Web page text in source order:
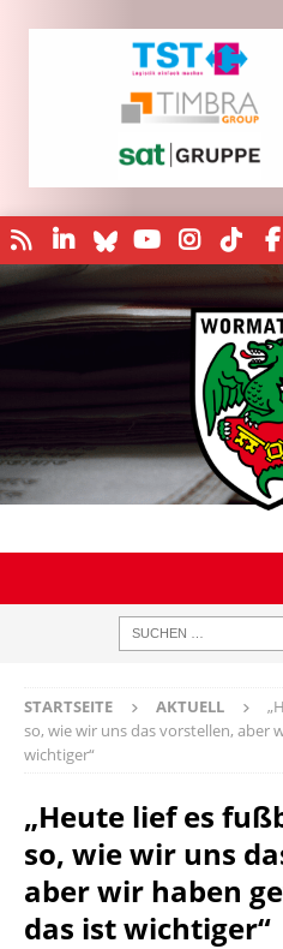
STARTSEITE AKTUELL
so, wie wir uns das vorstellen, aber
wichtiger“
„Heute lief es
so, wie wir uns
aber wir haben
das ist wichtiger“